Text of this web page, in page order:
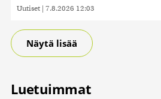
Uutiset | 7.8.2026 12:03
Näytä lisää
Luetuimmat